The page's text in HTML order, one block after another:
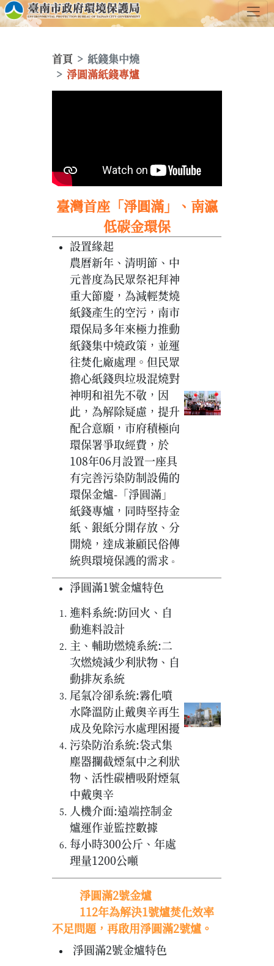
首頁
紙錢集中燒
淨圓滿紙錢專爐
臺灣首座「淨圓滿」、南瀛
低碳金環保
設置緣起
農曆新年、清明節、中
元普度為民眾祭祀拜神
重大節慶，為減輕焚燒
紙錢產生的空污，南市
環保局多年來極力推動
紙錢集中燒政策，並運
往焚化廠處理。但民眾
擔心紙錢與垃圾混燒對
神明和祖先不敬，因
此，為解除疑慮，提升
配合意願，市府積極向
環保署爭取經費，於
108年06月設置一座具
有完善污染防制設備的
環保金爐-「淨圓滿」
紙錢專爐，同時堅持金
紙、銀紙分開存放、分
開燒，達成兼顧民俗傳
統與環境保護的需求 。
淨圓滿1號金爐特色
進料系統:防回火、自
動進料設計
主、輔助燃燒系統:二
次燃燒減少利狀物、自
動排灰系統
尾氣冷卻系統:霧化噴
水降溫防止戴奧辛再生
成及免除污水處理困擾
污染防治系統:袋式集
塵器攔截煙氣中之利狀
物、活性碳槽吸附煙氣
中戴奧辛
人機介面:遠端控制金
爐運作並監控數據
每小時300公斤、年處
理量1200公噸
淨圓滿2號金爐
112年為解決1號爐焚化效率
不足問題，再啟用淨圓滿2號爐。
淨圓滿2號金爐特色